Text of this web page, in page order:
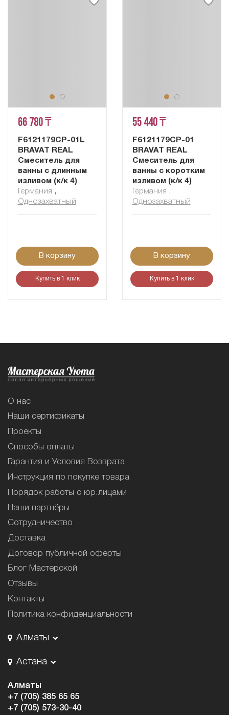
66 780 ₸
F6121179CP-01L
BRAVAT REAL
Смеситель для
ванны с длинным
изливом (к/к 4)
Германия ,
Однозахватный
В корзину
Купить в 1 клик
55 440 ₸
F6121179CP-01
BRAVAT REAL
Смеситель для
ванны с коротким
изливом (к/к 4)
Германия ,
Однозахватный
В корзину
Купить в 1 клик
О нас
Наши сертификаты
Проекты
Способы оплаты
Гарантия и Условия Возврата
Инструкция по покупке товара
Порядок работы с юр.лицами
Наши партнёры
Сотрудничество
Доставка
Договор публичной оферты
Блог Мастерской
Отзывы
Контакты
Политика конфиденциальности
Алматы
Астана
Алматы
+7 (705) 385 65 65
+7 (705) 573-30-40